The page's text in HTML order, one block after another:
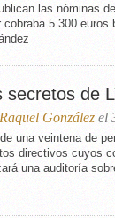
las nóminas
cobraba 5.300 euros
secretos de
Raquel González el
una veintena de
directivos cuyos
una auditoría